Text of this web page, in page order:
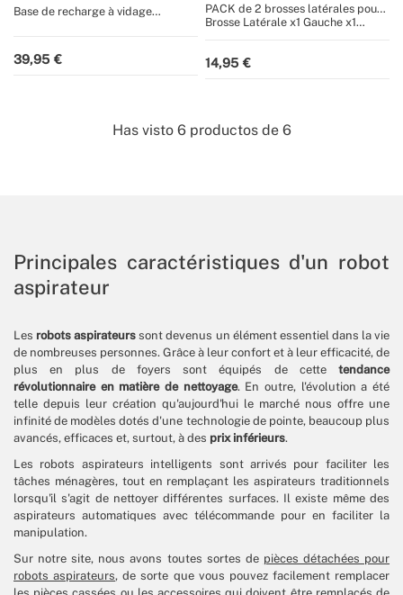
Base de recharge à vidage
39,95
PACK de 2 brosses latérales pour
NETBOT LASER LS23 et LS23
Brosse Latérale x1 Gauche x1
14,95
Has visto 6productos de 6
Principales caractéristiques d'un robot
aspirateur
Les robots aspirateurs sont devenus un élément essentiel dans la vie
de nombreuses personnes. Grâce à leur confort et à leur efficacité, de
plus en plus de foyers sont équipés de cette tendance
révolutionnaire en matière de nettoyage. En outre, l'évolution a été
telle depuis leur création qu'aujourd'hui le marché nous offre une
infinité de modèles dotés d'une technologie de pointe, beaucoup plus
avancés, efficaces et, surtout, à des prix inférieurs.
Les robots aspirateurs intelligents sont arrivés pour faciliter les
tâches ménagères, tout en remplaçant les aspirateurs traditionnels
lorsqu'il s'agit de nettoyer différentes surfaces. Il existe même des
aspirateurs automatiques avec télécommande pour en faciliter la
manipulation.
Sur notre site, nous avons toutes sortes de pièces détachées pour
robots aspirateurs, de sorte que vous pouvez facilement remplacer